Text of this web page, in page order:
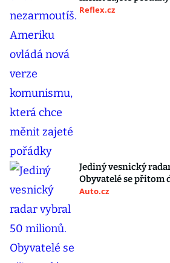
Reflex.cz
Jediný vesnický
Obyvatelé se přitom
Auto.cz